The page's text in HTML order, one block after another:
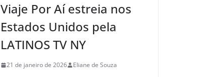
Viaje Por Aí estreia nos
Estados Unidos pela
LATINOS TV NY
21 de janeiro de 2026 Eliane de Souza